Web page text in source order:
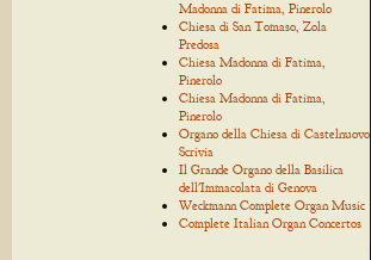
Madonna di Fatima, Pinerolo
Chiesa di San Tomaso, Zola
Predosa
Chiesa Madonna di Fatima,
Pinerolo
Chiesa Madonna di Fatima,
Pinerolo
Organo della Chiesa di Castelnuovo
Scrivia
Il Grande Organo della Basilica
dell'Immacolata di Genova
Weckmann Complete Organ Music
Complete Italian Organ Concertos